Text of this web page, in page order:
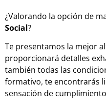
¿Valorando la opción de
Social?
Te presentamos la mejor
proporcionará detalles
también todas las
formativo, te encontrarás
sensación de